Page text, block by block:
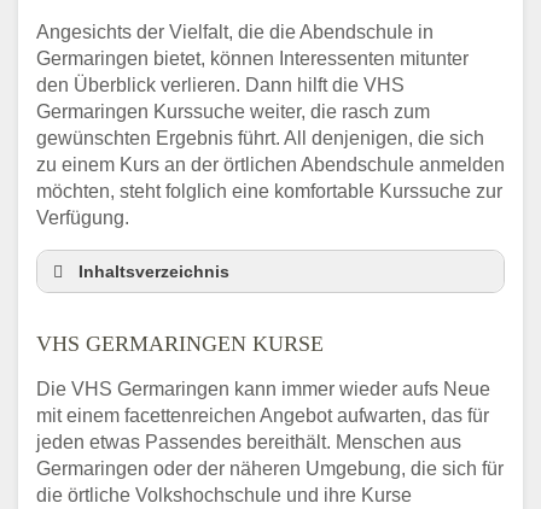
Angesichts der Vielfalt, die die Abendschule in
Germaringen bietet, können Interessenten mitunter
den Überblick verlieren. Dann hilft die VHS
Germaringen Kurssuche weiter, die rasch zum
gewünschten Ergebnis führt. All denjenigen, die sich
zu einem Kurs an der örtlichen Abendschule anmelden
möchten, steht folglich eine komfortable Kurssuche zur
Verfügung.
Inhaltsverzeichnis
Umgebung
Abendschule Germaringen Kurssuche
VHS Germaringen Kurse
VHS Germaringen – Öffnungszeiten und
Telefonnummer
VHS GERMARINGEN KURSE
Die VHS Germaringen kann immer wieder aufs Neue
mit einem facettenreichen Angebot aufwarten, das für
jeden etwas Passendes bereithält. Menschen aus
Germaringen oder der näheren Umgebung, die sich für
die örtliche Volkshochschule und ihre Kurse